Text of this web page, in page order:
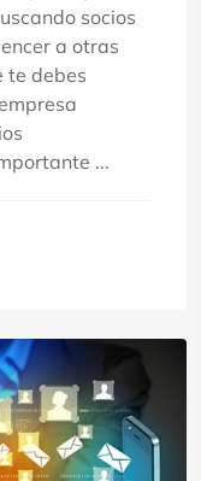
socios
a otras
te debes
...